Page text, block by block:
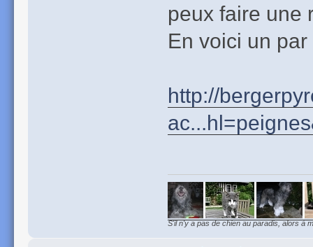
peux faire une
En voici un
http://
S'il n'y a pas de chien au paradis, alors à